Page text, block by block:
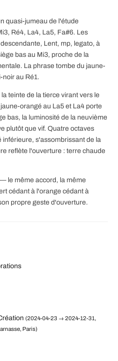
quasi-jumeau de l'étude
Ré4, La4, La5, Fa#6. Les
Lent, mp, legato, à
bas au Mi3, proche de la
La phrase tombe du jaune-
noir au Ré1.
teinte de la tierce virant vers le
orangé au La5 et La4 porte
bas, la luminosité de la neuvième
plutôt que vif. Quatre octaves
s'assombrissant de la
reflète l'ouverture : terre chaude
le même accord, la même
cédant à l'orange cédant à
propre geste d'ouverture.
(2024-04-23 → 2024-12-31,
Paris)